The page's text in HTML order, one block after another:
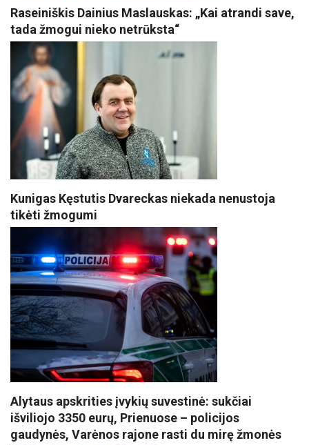
Raseiniškis Dainius Maslauskas: „Kai atrandi save,
tada žmogui nieko netrūksta“
Kunigas Kęstutis Dvareckas niekada nenustoja
tikėti žmogumi
Alytaus apskrities įvykių suvestinė: sukčiai
išviliojo 3350 eurų, Prienuose – policijos
gaudynės, Varėnos rajone rasti du mirę žmonės